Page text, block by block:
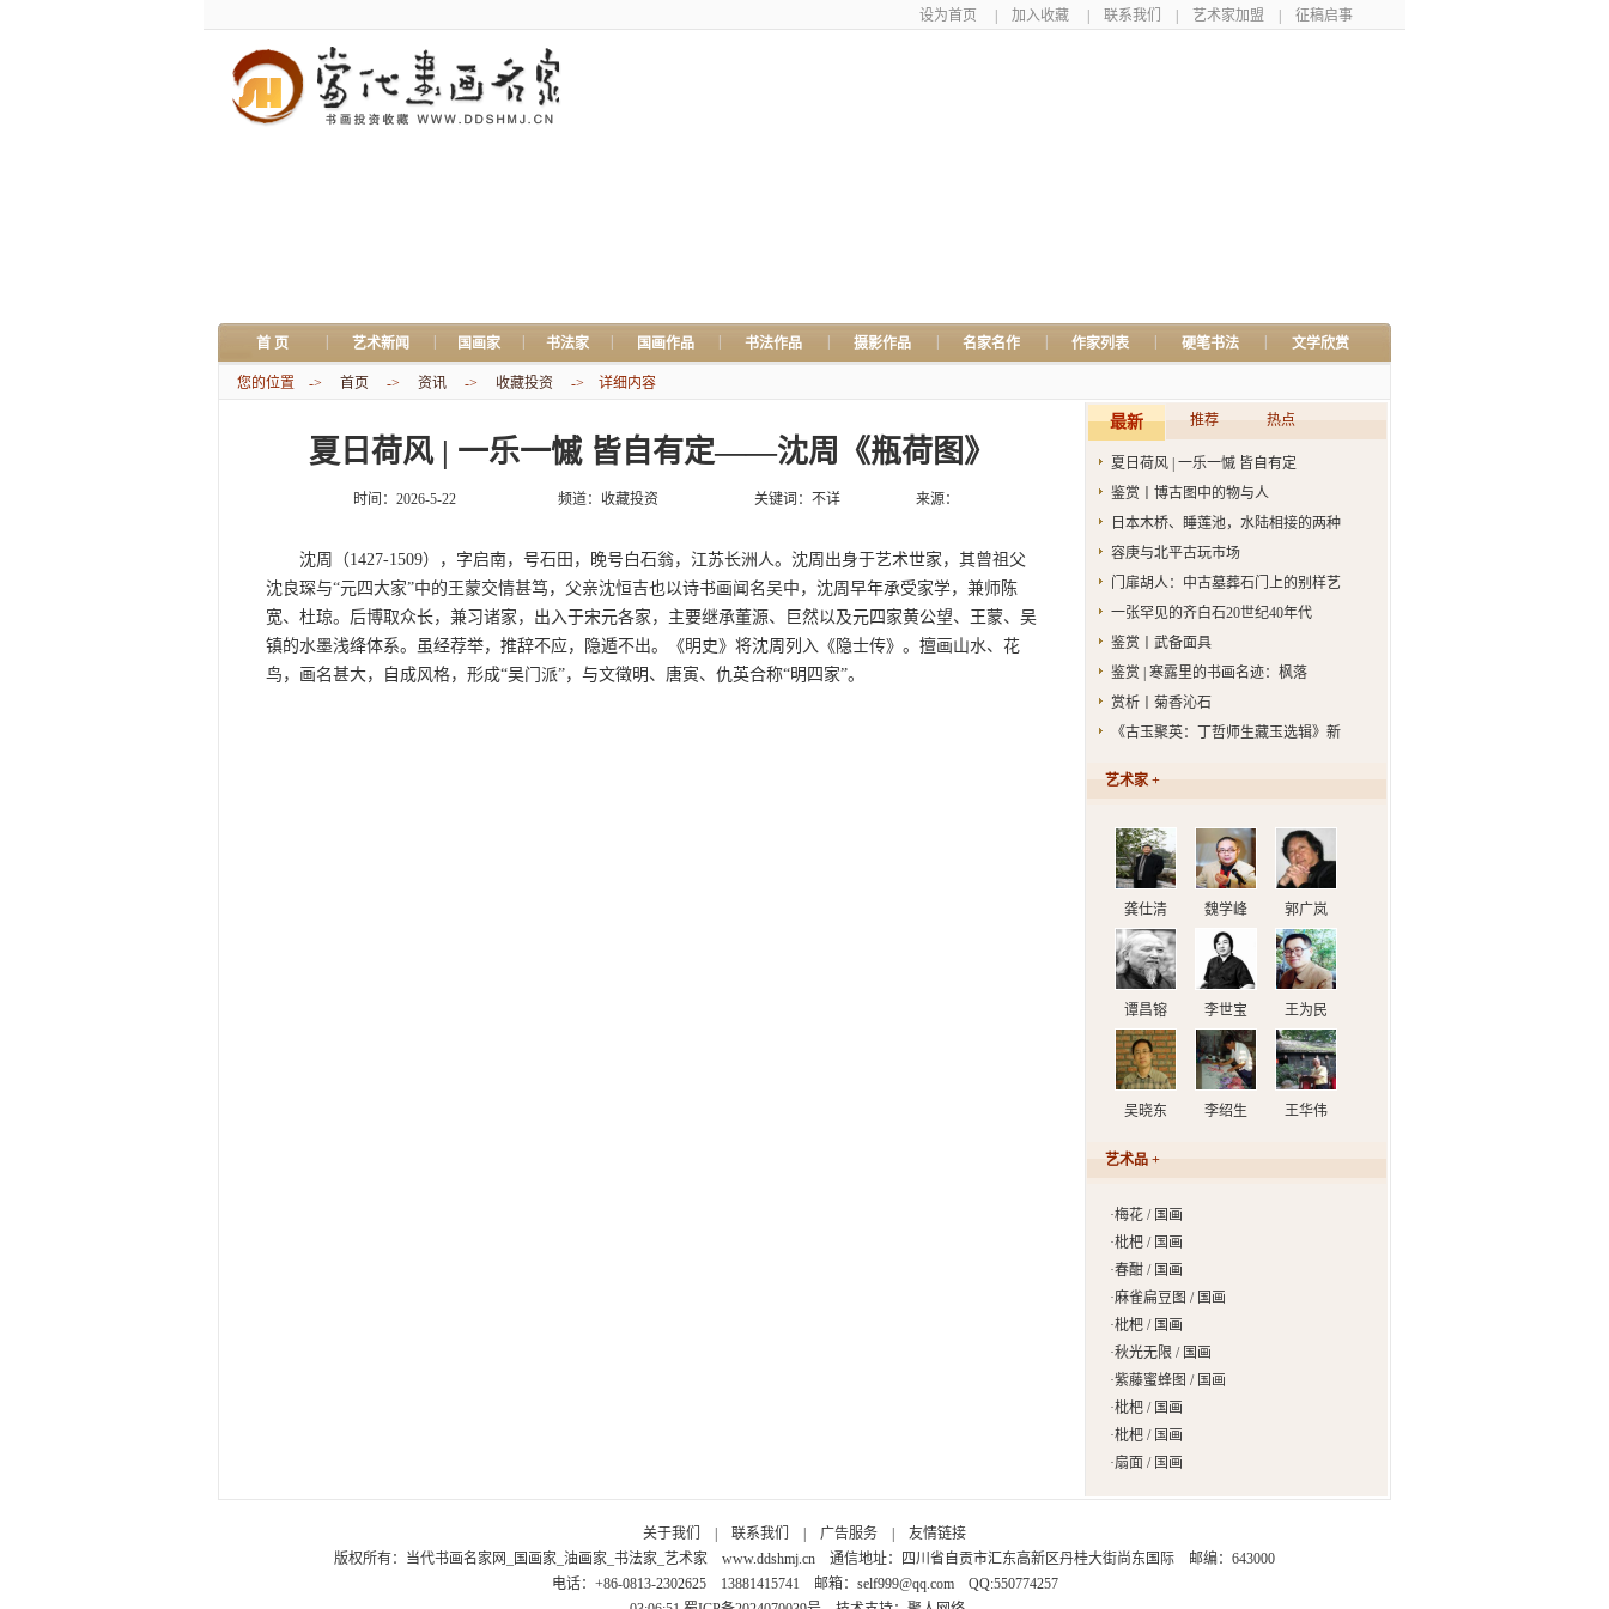
设为首页 加入收藏 联系我们 艺术家加盟 征稿启事
首 页 艺术新闻 国画家 书法家 国画作品 书法作品 摄影作品 名家名作 作家列表 硬笔书法 文学欣赏
您的位置 -> 首页 -> 资讯 -> 收藏投资 -> 详细内容
夏日荷风 | 一乐一慽 皆自有定——沈周《瓶荷图》
时间：2026-5-22 频道： 收藏投资 关键词：不详 来源：
沈周（1427-1509），字启南，号石田，晚号白石翁，江苏长洲人。沈周出身于艺术世家，其曾祖父
沈良琛与“元四大家”中的王蒙交情甚笃，父亲沈恒吉也以诗书画闻名吴中，沈周早年承受家学，兼师陈
宽、杜琼。后博取众长，兼习诸家，出入于宋元各家，主要继承董源、巨然以及元四家黄公望、王蒙、吴
镇的水墨浅绛体系。虽经荐举，推辞不应，隐遁不出。《明史》将沈周列入《隐士传》。擅画山水、花
鸟，画名甚大，自成风格，形成“吴门派”，与文徵明、唐寅、仇英合称“明四家”。
最新 推荐 热点
夏日荷风 | 一乐一慽 皆自有定
鉴赏丨博古图中的物与人
日本木桥、睡莲池，水陆相接的两种
容庚与北平古玩市场
门扉胡人：中古墓葬石门上的别样艺
一张罕见的齐白石20世纪40年代
鉴赏丨武备面具
鉴赏 | 寒露里的书画名迹：枫落
赏析丨菊香沁石
《古玉聚英：丁哲师生藏玉选辑》新
艺术家 +
龚仕清 魏学峰 郭广岚
谭昌镕 李世宝 王为民
吴晓东 李绍生 王华伟
艺术品 +
·梅花 / 国画
·枇杷 / 国画
·春酣 / 国画
·麻雀扁豆图 / 国画
·枇杷 / 国画
·秋光无限 / 国画
·紫藤蜜蜂图 / 国画
·枇杷 / 国画
·枇杷 / 国画
·扇面 / 国画
关于我们 联系我们 广告服务
友情链接
版权所有： 当代书画名家网_国画家_油画家_书法家_艺术家 www.ddshmj.cn 通信地址：四川省自贡市汇东高新区丹桂大街尚东国际 邮编：643000
电话：+86-0813-2302625 13881415741 邮箱： self999@qq.comQQ:550774257